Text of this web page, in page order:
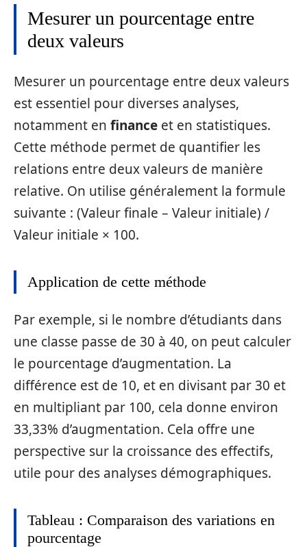
Mesurer un pourcentage entre
deux valeurs
Mesurer un pourcentage entre deux valeurs
est essentiel pour diverses analyses,
notamment en finance et en statistiques.
Cette méthode permet de quantifier les
relations entre deux valeurs de manière
relative. On utilise généralement la formule
suivante : (Valeur finale – Valeur initiale) /
Valeur initiale × 100.
Application de cette méthode
Par exemple, si le nombre d’étudiants dans
une classe passe de 30 à 40, on peut calculer
le pourcentage d’augmentation. La
différence est de 10, et en divisant par 30 et
en multipliant par 100, cela donne environ
33,33% d’augmentation. Cela offre une
perspective sur la croissance des effectifs,
utile pour des analyses démographiques.
Tableau : Comparaison des variations en
pourcentage